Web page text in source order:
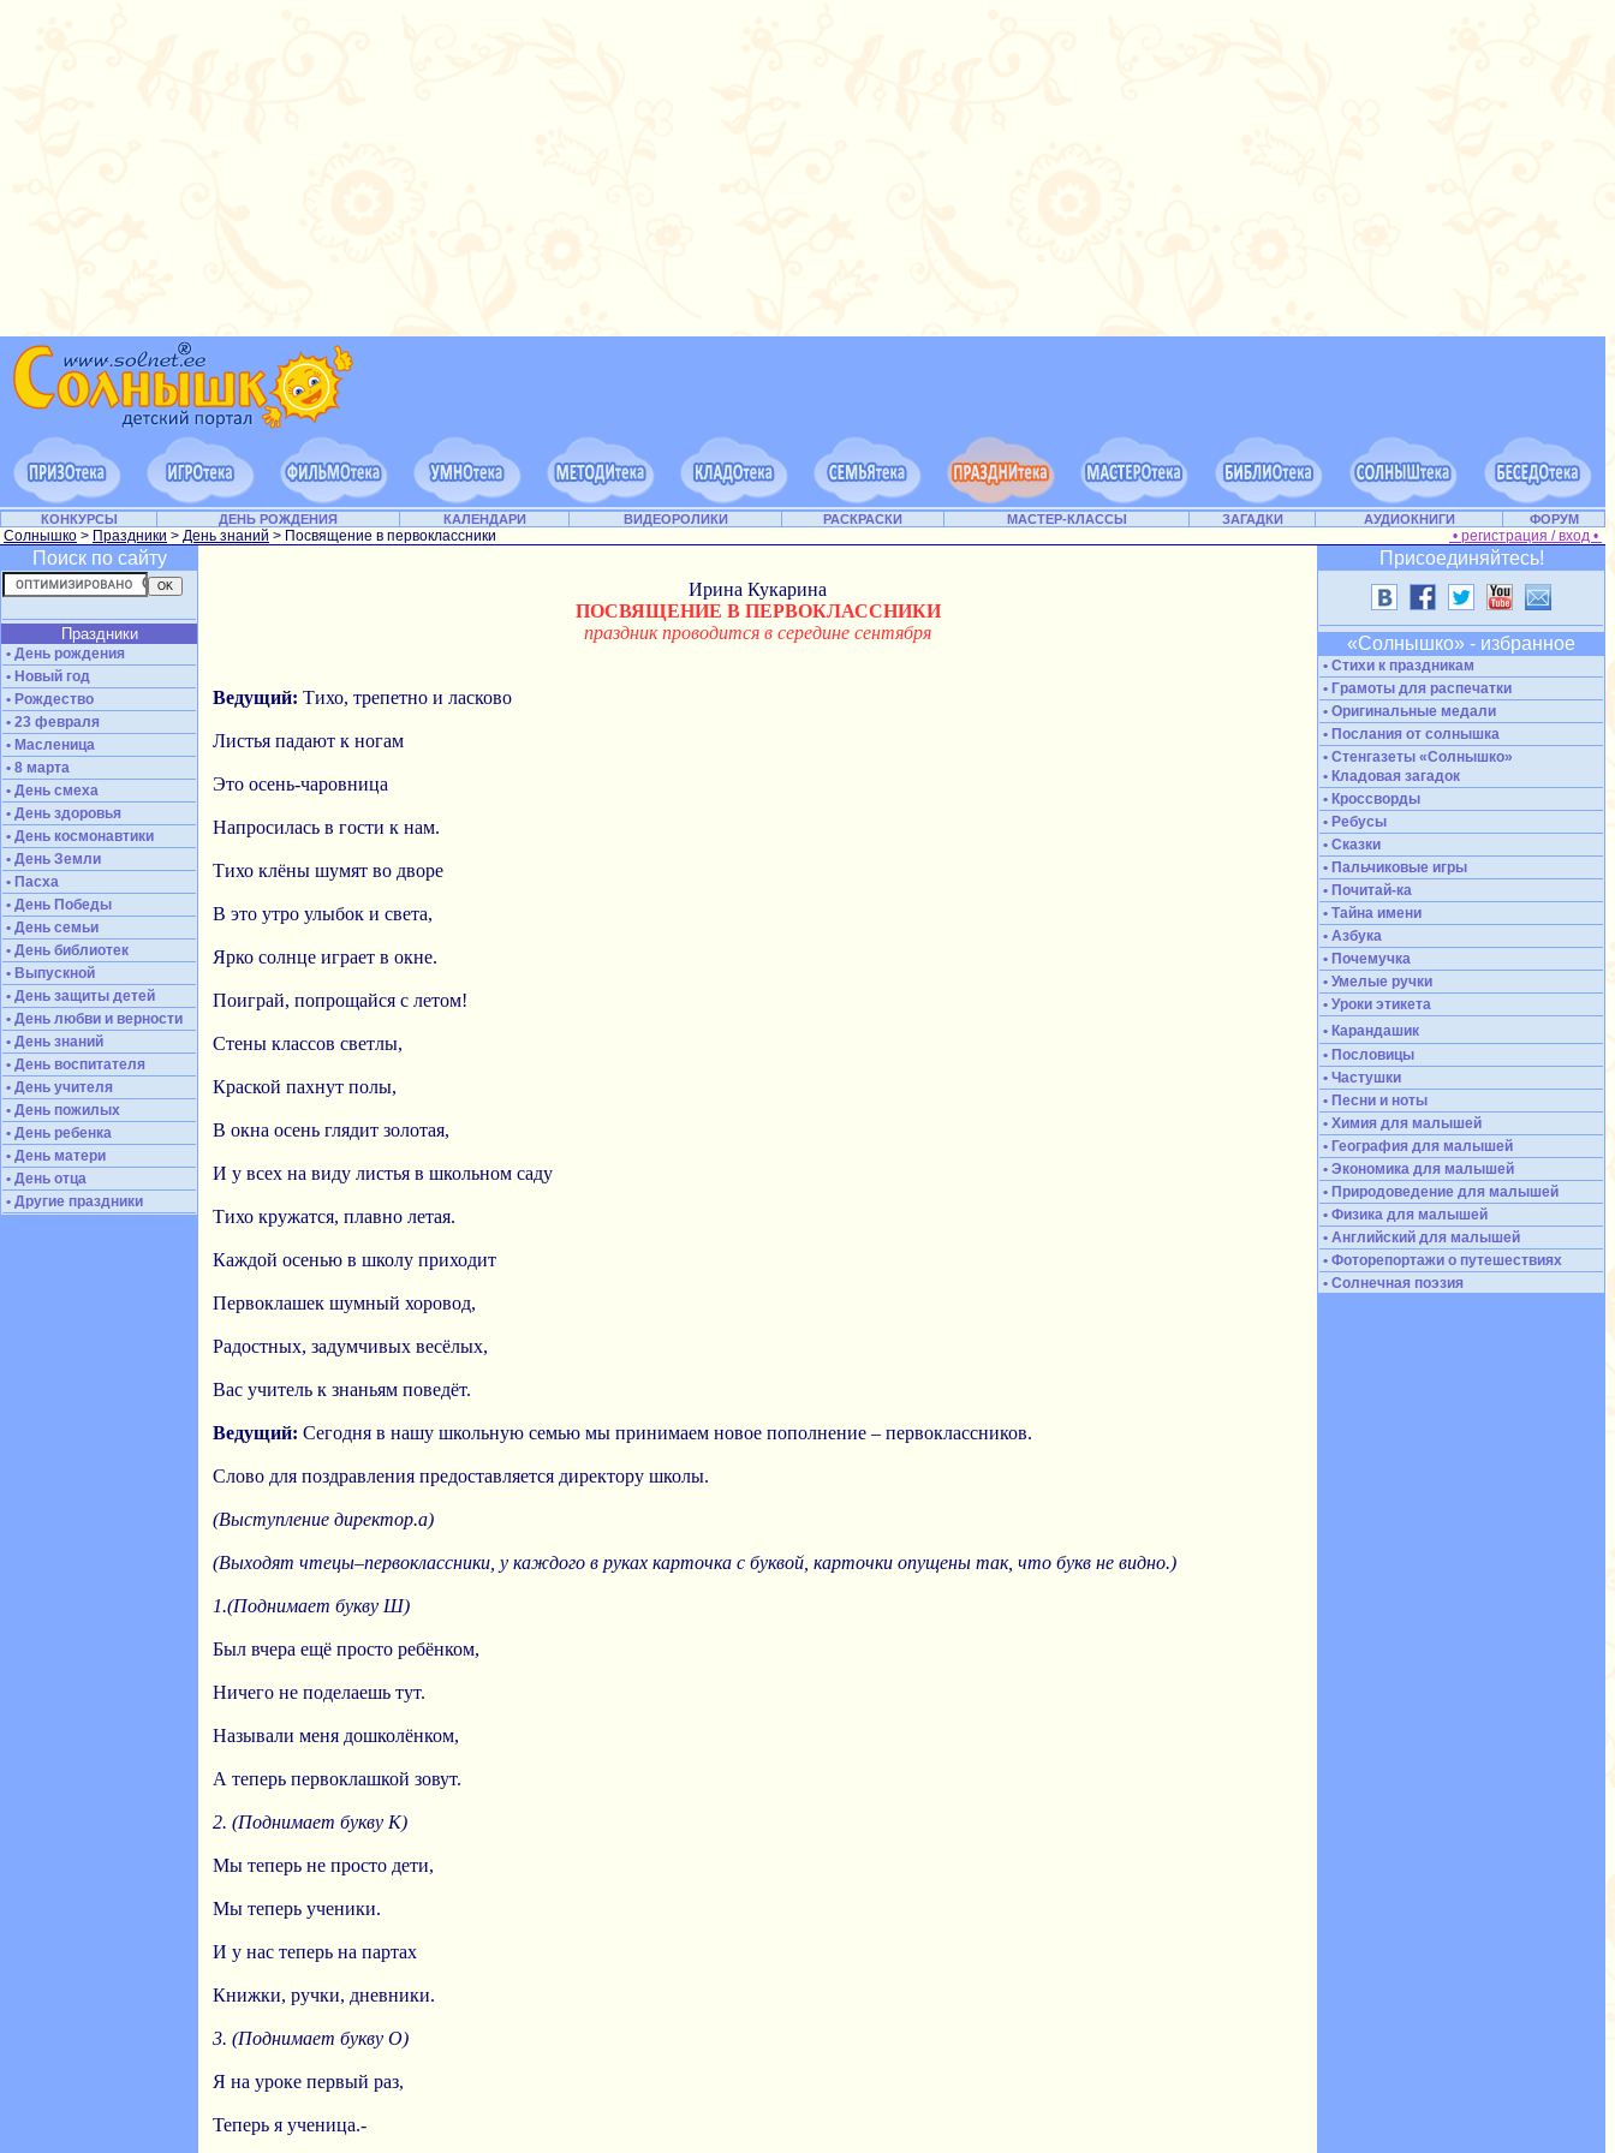
КОНКУРСЫ ДЕНЬ РОЖДЕНИЯ КАЛЕНДАРИ ВИДЕОРОЛИКИ РАСКРАСКИ МАСТЕР-КЛАССЫ ЗАГАДКИ АУДИОКНИГИ ФОРУМ
Солнышко > Праздники > День знаний > Посвящение в первоклассники • регистрация / вход •
Поиск по сайту
Праздники
• День рождения
• Новый год
• Рождество
• 23 февраля
• Масленица
• 8 марта
• День смеха
• День здоровья
• День космонавтики
• День Земли
• Пасха
• День Победы
• День семьи
• День библиотек
• Выпускной
• День защиты детей
• День любви и верности
• День знаний
• День воспитателя
• День учителя
• День пожилых
• День ребенка
• День матери
• День отца
• Другие праздники
Ирина Кукарина
ПОСВЯЩЕНИЕ В ПЕРВОКЛАССНИКИ
праздник проводится в середине сентября
Ведущий: Тихо, трепетно и ласково
Листья падают к ногам
Это осень-чаровница
Напросилась в гости к нам.
Тихо клёны шумят во дворе
В это утро улыбок и света,
Ярко солнце играет в окне.
Поиграй, попрощайся с летом!
Стены классов светлы,
Краской пахнут полы,
В окна осень глядит золотая,
И у всех на виду листья в школьном саду
Тихо кружатся, плавно летая.
Каждой осенью в школу приходит
Первоклашек шумный хоровод,
Радостных, задумчивых весёлых,
Вас учитель к знаньям поведёт.
Ведущий: Сегодня в нашу школьную семью мы принимаем новое пополнение – первоклассников.
Слово для поздравления предоставляется директору школы.
(Выступление директор.а)
(Выходят чтецы–первоклассники, у каждого в руках карточка с буквой, карточки опущены так, что букв не видно.)
1.(Поднимает букву Ш)
Был вчера ещё просто ребёнком,
Ничего не поделаешь тут.
Называли меня дошколёнком,
А теперь первоклашкой зовут.
2. (Поднимает букву К)
Мы теперь не просто дети,
Мы теперь ученики.
И у нас теперь на партах
Книжки, ручки, дневники.
3. (Поднимает букву О)
Я на уроке первый раз,
Теперь я ученица.-
Присоединяйтесь!
«Солнышко» - избранное
• Стихи к праздникам
• Грамоты для распечатки
• Оригинальные медали
• Послания от солнышка
• Стенгазеты «Солнышко»
• Кладовая загадок
• Кроссворды
• Ребусы
• Сказки
• Пальчиковые игры
• Почитай-ка
• Тайна имени
• Азбука
• Почемучка
• Умелые ручки
• Уроки этикета
• Карандашик
• Пословицы
• Частушки
• Песни и ноты
• Химия для малышей
• География для малышей
• Экономика для малышей
• Природоведение для малышей
• Физика для малышей
• Английский для малышей
• Фоторепортажи о путешествиях
• Солнечная поэзия